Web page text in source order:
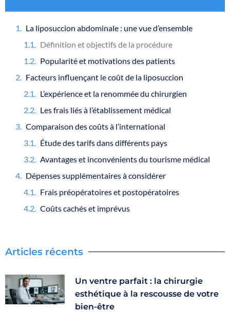
La liposuccion abdominale : une vue d’ensemble
Définition et objectifs de la procédure
Popularité et motivations des patients
Facteurs influençant le coût de la liposuccion
L’expérience et la renommée du chirurgien
Les frais liés à l’établissement médical
Comparaison des coûts à l’international
Étude des tarifs dans différents pays
Avantages et inconvénients du tourisme médical
Dépenses supplémentaires à considérer
Frais préopératoires et postopératoires
Coûts cachés et imprévus
Articles récents
Un ventre parfait : la chirurgie
esthétique à la rescousse de votre
bien-être